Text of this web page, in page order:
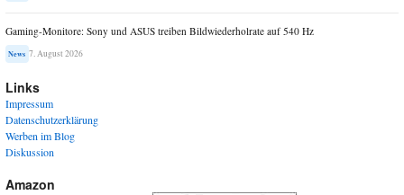
Gaming-Monitore: Sony und ASUS treiben Bildwiederholrate auf 540 Hz
News 7. August 2026
Links
Impressum
Datenschutzerklärung
Werben im Blog
Diskussion
Amazon